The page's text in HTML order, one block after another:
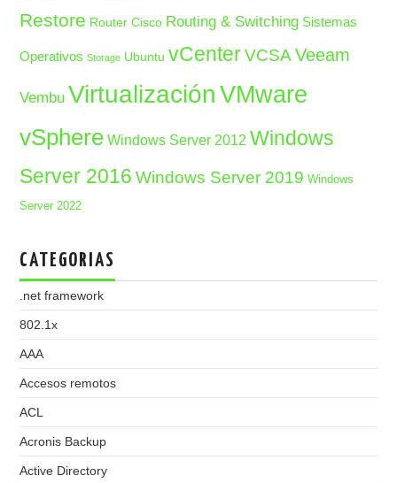
Restore Router Cisco Routing & Switching Sistemas
Operativos Storage Ubuntu vCenter VCSA Veeam
Vembu Virtualización VMware
vSphere Windows Server 2012 Windows
Server 2016 Windows Server 2019 Windows
Server 2022
CATEGORIAS
.net framework
802.1x
AAA
Accesos remotos
ACL
Acronis Backup
Active Directory